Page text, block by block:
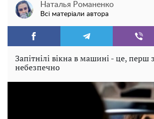
Наталья Романенко
Всі матеріали автора
Запітнілі вікна в машині - це, перш
небезпечно